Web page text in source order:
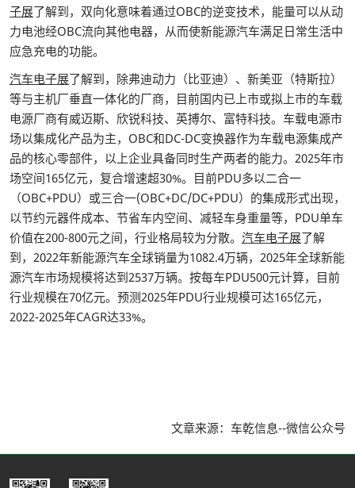
子展了解到，双向化意味着通过OBC的逆变技术，能量可以从动
力电池经OBC流向其他电器，从而使新能源汽车满足日常生活中
应急充电的功能。
汽车电子展了解到，除弗迪动力（比亚迪）、新美亚（特斯拉）
等与主机厂垂直一体化的厂商，目前国内已上市或拟上市的车载
电源厂商有威迈斯、欣锐科技、英搏尔、富特科技。车载电源市
场以集成化产品为主，OBC和DC-DC变换器作为车载电源集成产
品的核心零部件，以上企业具备同时生产两者的能力。2025年市
场空间165亿元，复合增速超30%。目前PDU多以二合一
（OBC+PDU）或三合一(OBC+DC/DC+PDU）的集成形式出现，
以节约元器件成本、节省车内空间、减轻车身重量等，PDU单车
价值在200-800元之间，行业格局较为分散。 汽车电子展了解
到，2022年新能源汽车全球销量为1082.4万辆，2025年全球新能
源汽车市场规模将达到2537万辆。按每车PDU500元计算，目前
行业规模在70亿元。预测2025年PDU行业规模可达165亿元，
2022-2025年CAGR达33%。
文章来源：车乾信息--微信公众号